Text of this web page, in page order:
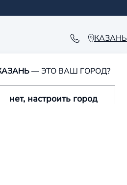
КАЗАНЬ
— ЭТО ВАШ ГОРОД?
нет, настроить город